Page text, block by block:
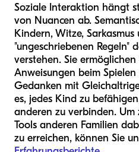
Soziale Interaktion hängt
von Nuancen ab.
Kindern, Witze, Sarkasmus
"ungeschriebenen Regeln"
verstehen. Sie
Anweisungen beim
Gedanken mit
es, jedes Kind zu
anderen zu verbinden. Um
Tools anderen Familien
zu erreichen, können Sie